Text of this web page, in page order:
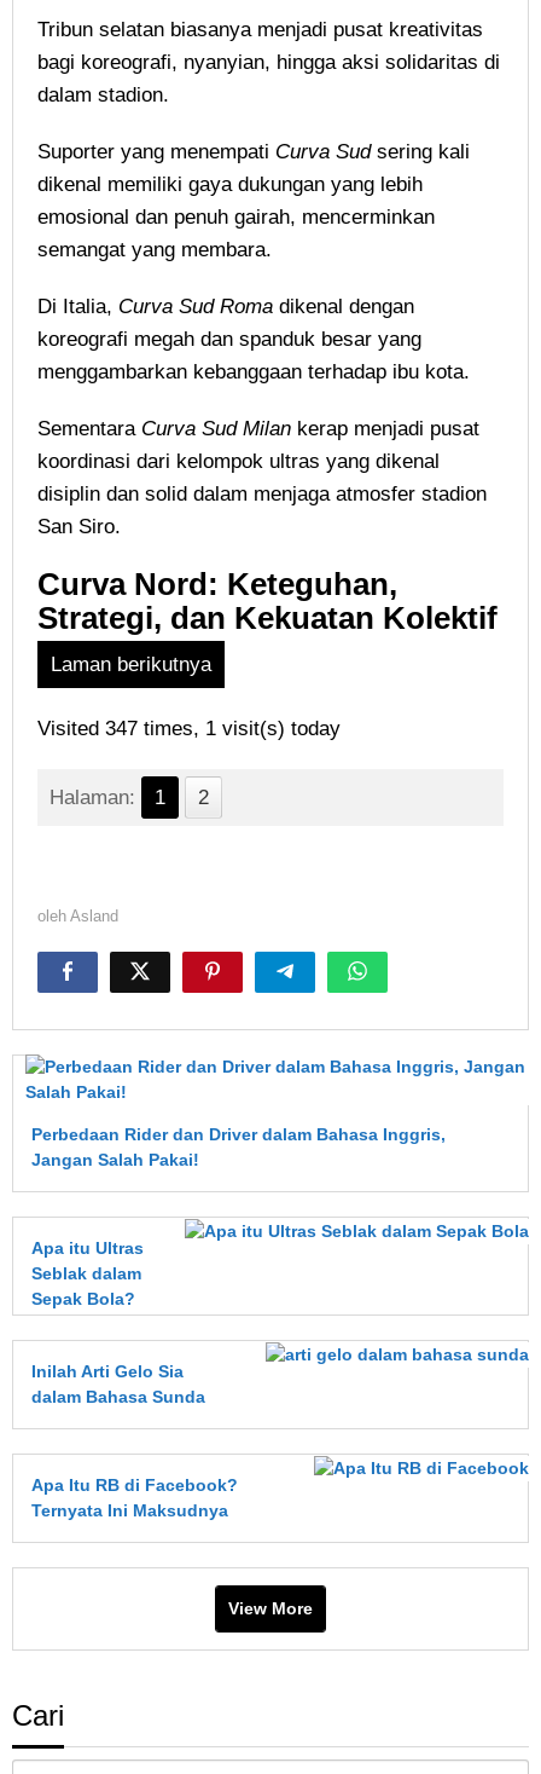
Tribun selatan biasanya menjadi pusat kreativitas
bagi koreografi, nyanyian, hingga aksi solidaritas di
dalam stadion.
Suporter yang menempati Curva Sudsering kali
dikenal memiliki gaya dukungan yang lebih
emosional dan penuh gairah, mencerminkan
semangat yang membara.
Di Italia, Curva Sud Roma dikenal dengan
koreografi megah dan spanduk besar yang
menggambarkan kebanggaan terhadap ibu kota.
Sementara Curva Sud Milan kerap menjadi pusat
koordinasi dari kelompok ultras yang dikenal
disiplin dan solid dalam menjaga atmosfer stadion
San Siro.
Curva Nord: Keteguhan,
Strategi, dan Kekuatan Kolektif
Laman berikutnya
Visited 347 times, 1 visit(s) today
Halaman: 1 2
oleh Asland
Perbedaan Rider dan Driver dalam Bahasa Inggris,
Jangan Salah Pakai!
Apa itu Ultras
Seblak dalam
Sepak Bola?
Inilah Arti Gelo Sia
dalam Bahasa Sunda
Apa Itu RB di Facebook?
Ternyata Ini Maksudnya
View More
Cari